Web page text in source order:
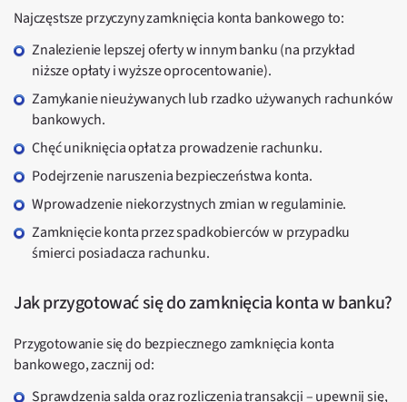
Najczęstsze przyczyny zamknięcia konta bankowego to:
Znalezienie lepszej oferty w innym banku (na przykład
niższe opłaty i wyższe oprocentowanie).
Zamykanie nieużywanych lub rzadko używanych rachunków
bankowych.
Chęć uniknięcia opłat za prowadzenie rachunku.
Podejrzenie naruszenia bezpieczeństwa konta.
Wprowadzenie niekorzystnych zmian w regulaminie.
Zamknięcie konta przez spadkobierców w przypadku
śmierci posiadacza rachunku.
Jak przygotować się do zamknięcia konta w banku?
Przygotowanie się do bezpiecznego zamknięcia konta
bankowego, zacznij od:
Sprawdzenia salda oraz rozliczenia transakcji – upewnij się,